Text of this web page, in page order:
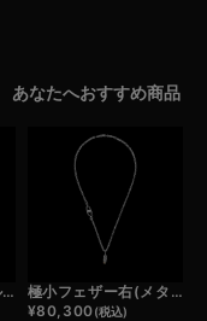
あなたへおすすめ商品
中フェザー右(メタル)×チェーン(プレーンフープ＋プレーンフック)/ネックレスカスタム
極小フェザー右(メタル)×チェーン(プレーンフープ＋プレーンフック)/ネックレスカスタム
¥80,300(税込)